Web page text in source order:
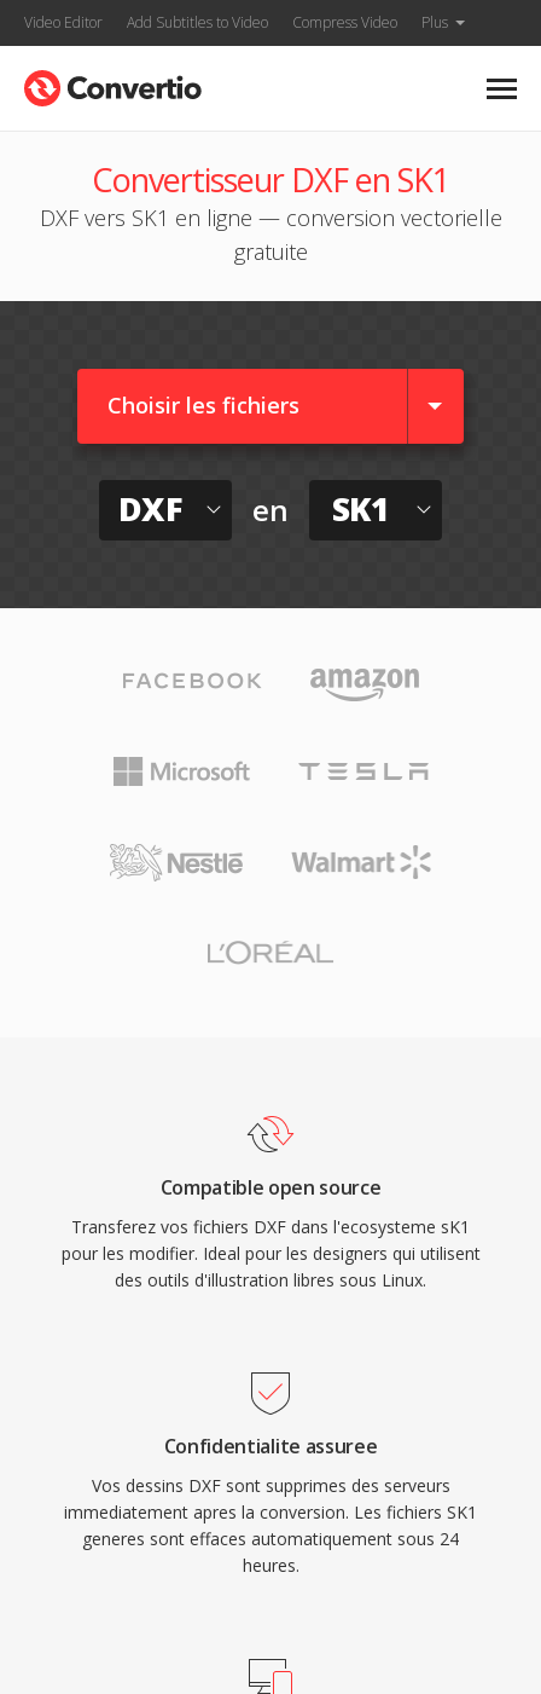
Video Editor Add Subtitles to Video Compress Video Plus
Convertisseur DXF en SK1
DXF vers SK1 en ligne — conversion vectorielle
gratuite
Choisir les fichiers
DXF en SK1
Compatible open source
Transferez vos fichiers DXF dans l'ecosysteme sK1
pour les modifier. Ideal pour les designers qui utilisent
des outils d'illustration libres sous Linux.
Confidentialite assuree
Vos dessins DXF sont supprimes des serveurs
immediatement apres la conversion. Les fichiers SK1
generes sont effaces automatiquement sous 24
heures.